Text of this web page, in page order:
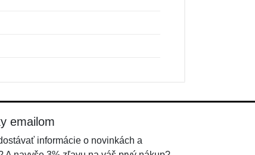
emailom
informácie o novinkách a